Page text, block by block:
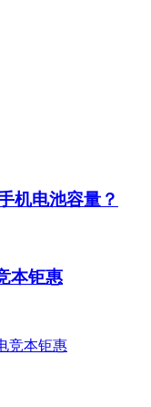
机电池容量？
本钜惠